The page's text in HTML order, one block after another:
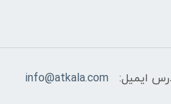
ایمیل: info@atkala.com